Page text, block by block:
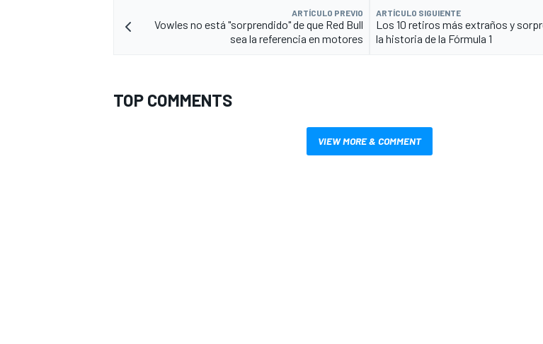
ARTÍCULO PREVIO
Vowles no está "sorprendido" de que Red Bull
sea la referencia en motores
ARTÍCULO SIGUIENTE
Los 10 retiros más extraños y
la historia de la Fórmula 1
TOP COMMENTS
VIEW MORE & COMMENT